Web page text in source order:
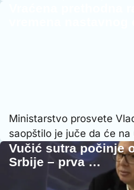
Vraćena prethodna
Ministarstvo prosvete
saopštilo je juče da će
Vučić sutra počinje
Srbije – prva …